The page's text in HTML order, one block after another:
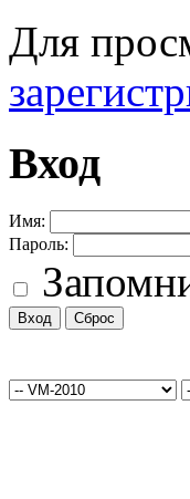
Для
Вход
Имя:
Пароль: